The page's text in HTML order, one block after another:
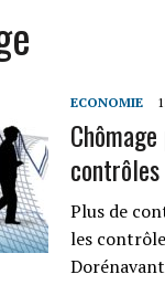
ECONOMIE
contrôles
Plus de
les